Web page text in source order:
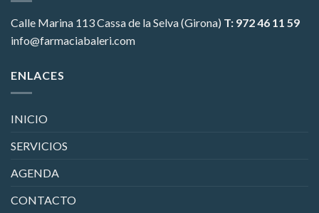
Calle Marina 113Cassa de la Selva (Girona) T: 972 46 11 59
info@farmaciabaleri.com
ENLACES
INICIO
SERVICIOS
AGENDA
CONTACTO